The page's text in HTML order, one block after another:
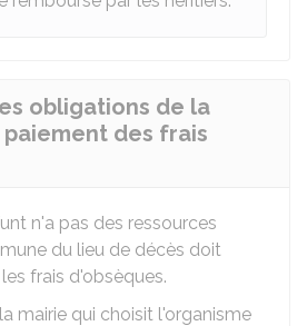
obligations de la
des frais
n'a pas des ressources
du lieu de décès doit
frais d'obsèques.
mairie qui choisit l'organisme